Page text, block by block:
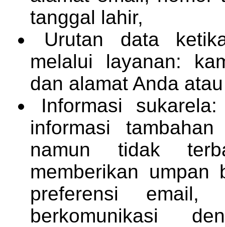
tanggal lahir,
Urutan data
melalui layanan:
dan alamat Anda
Informasi
informasi
namun tidak
memberikan umpan
preferensi email,
berkomunikasi